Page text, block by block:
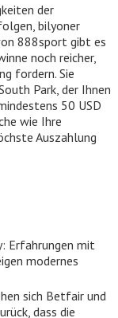
der
bilyoner
888sport gibt es
noch reicher,
fordern. Sie
Park, der Ihnen
50 USD
wie Ihre
Auszahlung
Erfahrungen mit
modernes
sich Betfair und
dass die